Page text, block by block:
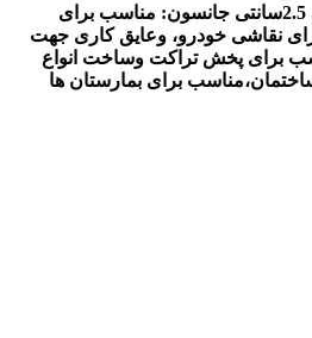
موارد مصرف چسب کاغذی 2.5سانتی جانسون: مناسب برای
نقاشی خودرو، وعایق کاری جهت
برای پخش تراکت وساخت انواع
برای بمارستان ها